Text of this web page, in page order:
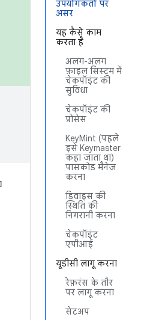
उपयोगकर्ता पर
असर
यह कैसे काम
करता है
अलग-अलग
फ़ाइल सिस्टम में
चेकपॉइंट की
सुविधा
चेकपॉइंट की
प्रोसेस
KeyMint (पहले
इसे Keymaster
कहा जाता था)
पासकोड मैनेज
करना
डिवाइस की
स्थिति की
निगरानी करना
चेकपॉइंट
एपीआई
यूडीसी लागू करना
रेफ़रंस के तौर
पर लागू करना
सेटअप